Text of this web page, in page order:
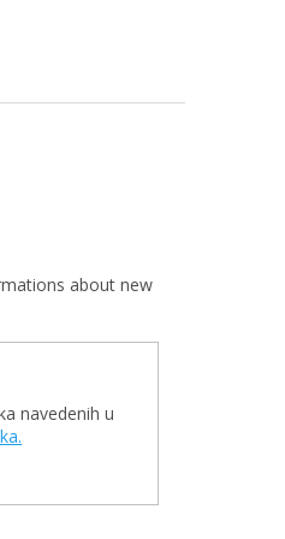
about new
navedenih u